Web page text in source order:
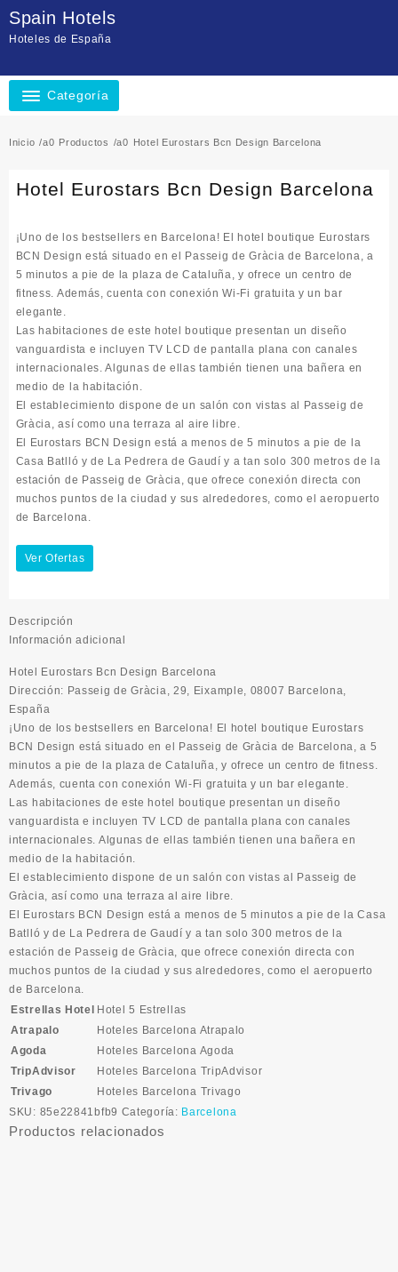
contenido
Spain Hotels
Hoteles de España
Categoría
Inicio Productos Hotel Eurostars Bcn Design Barcelona
Hotel Eurostars Bcn Design Barcelona
¡Uno de los bestsellers en Barcelona! El hotel boutique Eurostars
BCN Design está situado en el Passeig de Gràcia de Barcelona, a
5 minutos a pie de la plaza de Cataluña, y ofrece un centro de
fitness. Además, cuenta con conexión Wi-Fi gratuita y un bar
elegante.
Las habitaciones de este hotel boutique presentan un diseño
vanguardista e incluyen TV LCD de pantalla plana con canales
internacionales. Algunas de ellas también tienen una bañera en
medio de la habitación.
El establecimiento dispone de un salón con vistas al Passeig de
Gràcia, así como una terraza al aire libre.
El Eurostars BCN Design está a menos de 5 minutos a pie de la
Casa Batlló y de La Pedrera de Gaudí y a tan solo 300 metros de la
estación de Passeig de Gràcia, que ofrece conexión directa con
muchos puntos de la ciudad y sus alrededores, como el aeropuerto
de Barcelona.
Ver Ofertas
Descripción
Información adicional
Hotel Eurostars Bcn Design Barcelona
Dirección: Passeig de Gràcia, 29, Eixample, 08007 Barcelona,
España
¡Uno de los bestsellers en Barcelona! El hotel boutique Eurostars
BCN Design está situado en el Passeig de Gràcia de Barcelona, a 5
minutos a pie de la plaza de Cataluña, y ofrece un centro de fitness.
Además, cuenta con conexión Wi-Fi gratuita y un bar elegante.
Las habitaciones de este hotel boutique presentan un diseño
vanguardista e incluyen TV LCD de pantalla plana con canales
internacionales. Algunas de ellas también tienen una bañera en
medio de la habitación.
El establecimiento dispone de un salón con vistas al Passeig de
Gràcia, así como una terraza al aire libre.
El Eurostars BCN Design está a menos de 5 minutos a pie de la Casa
Batlló y de La Pedrera de Gaudí y a tan solo 300 metros de la
estación de Passeig de Gràcia, que ofrece conexión directa con
muchos puntos de la ciudad y sus alrededores, como el aeropuerto
de Barcelona.
Estrellas Hotel
Hotel 5 Estrellas
Atrapalo
Hoteles Barcelona Atrapalo
Agoda
Hoteles Barcelona Agoda
TripAdvisor
Hoteles Barcelona TripAdvisor
Trivago
Hoteles Barcelona Trivago
SKU: 85e22841bfb9 Categoría: Barcelona
Productos relacionados